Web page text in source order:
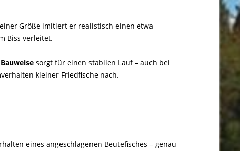
Größe imitiert er realistisch einen etwa
Biss verleitet.
sorgt für einen stabilen Lauf – auch bei
kleiner Friedfische nach.
eines angeschlagenen Beutefisches – genau